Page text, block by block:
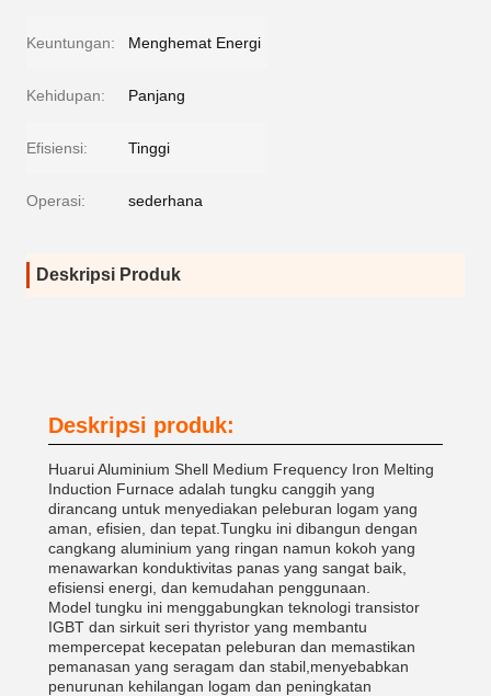
Keuntungan: Menghemat Energi
Kehidupan: Panjang
Efisiensi: Tinggi
Operasi: sederhana
Deskripsi Produk
Deskripsi produk:
Huarui Aluminium Shell Medium Frequency Iron Melting
Induction Furnace adalah tungku canggih yang
dirancang untuk menyediakan peleburan logam yang
aman, efisien, dan tepat.Tungku ini dibangun dengan
cangkang aluminium yang ringan namun kokoh yang
menawarkan konduktivitas panas yang sangat baik,
efisiensi energi, dan kemudahan penggunaan.
Model tungku ini menggabungkan teknologi transistor
IGBT dan sirkuit seri thyristor yang membantu
mempercepat kecepatan peleburan dan memastikan
pemanasan yang seragam dan stabil,menyebabkan
penurunan kehilangan logam dan peningkatan